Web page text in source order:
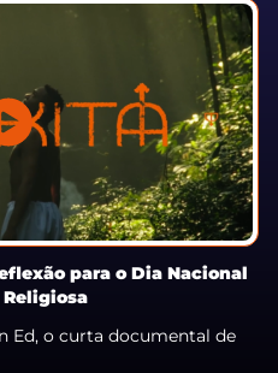
para o Dia Nacional
Ed, o curta documental de